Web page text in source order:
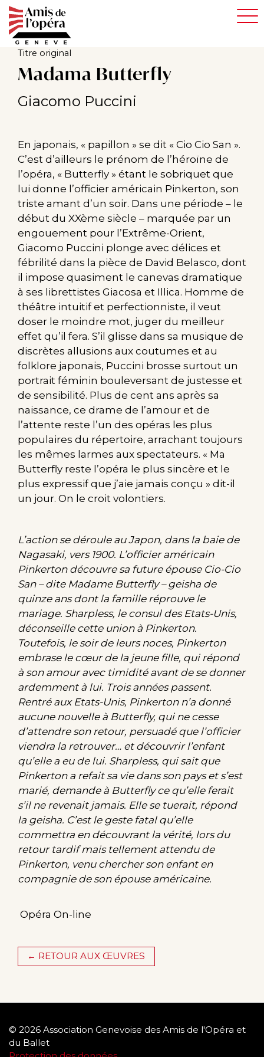
Aller
au
contenu
principal
Titre original
Madama Butterfly
Giacomo Puccini
En japonais, « papillon » se dit « Cio Cio San ».
C’est d’ailleurs le prénom de l’héroïne de
l’opéra, « Butterfly » étant le sobriquet que
lui donne l’officier américain Pinkerton, son
triste amant d’un soir. Dans une période – le
début du XXème siècle – marquée par un
engouement pour l’Extrême-Orient,
Giacomo Puccini plonge avec délices et
fébrilité dans la pièce de David Belasco, dont
il impose quasiment le canevas dramatique
à ses librettistes Giacosa et Illica. Homme de
théâtre intuitif et perfectionniste, il veut
doser le moindre mot, juger du meilleur
effet qu’il fera. S’il glisse dans sa musique de
discrètes allusions aux coutumes et au
folklore japonais, Puccini brosse surtout un
portrait féminin bouleversant de justesse et
de sensibilité. Plus de cent ans après sa
naissance, ce drame de l’amour et de
l’attente reste l’un des opéras les plus
populaires du répertoire, arrachant toujours
les mêmes larmes aux spectateurs. « Ma
Butterfly reste l’opéra le plus sincère et le
plus expressif que j’aie jamais conçu » dit-il
un jour. On le croit volontiers.
L’action se déroule au Japon, dans la baie de
Nagasaki, vers 1900. L’officier américain
Pinkerton découvre sa future épouse Cio-Cio
San – dite Madame Butterfly – geisha de
quinze ans dont la famille réprouve le
mariage. Sharpless, le consul des Etats-Unis,
déconseille cette union à Pinkerton.
Toutefois, le soir de leurs noces, Pinkerton
embrase le cœur de la jeune fille, qui répond
à son amour avec timidité avant de se donner
ardemment à lui. Trois années passent.
Rentré aux Etats-Unis, Pinkerton n’a donné
aucune nouvelle à Butterfly, qui ne cesse
d’attendre son retour, persuadé que l’officier
viendra la retrouver… et découvrir l’enfant
qu’elle a eu de lui. Sharpless, qui sait que
Pinkerton a refait sa vie dans son pays et s’est
marié, demande à Butterfly ce qu’elle ferait
s’il ne revenait jamais. Elle se tuerait, répond
la geisha. C’est le geste fatal qu’elle
commettra en découvrant la vérité, lors du
retour tardif mais tellement attendu de
Pinkerton, venu chercher son enfant en
compagnie de son épouse américaine.
Opéra On-line
← RETOUR AUX ŒUVRES
© 2026 Association Genevoise des Amis de l'Opéra et
du Ballet